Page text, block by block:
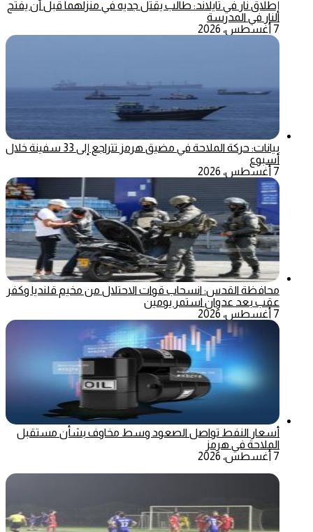
إطلاق نار في تايلاند: طالب يقتل جديه في منزلهما قبل أن يفتح
النار في المدرسة
7 أغسطس، 2026
بيانات: حركة الملاحة في مضيق هرمز تتراجع إلى 33 سفينة خلال
أسبوع
7 أغسطس، 2026
محافظة القدس: انسحاب قوات الاحتلال من مخيم قلنديا وكفر
عقب بعد عدوان استمر يومين
7 أغسطس، 2026
أسعار النفط تواصل الصعود وسط مخاوف بشأن مستقبل
الملاحة في هرمز
7 أغسطس، 2026